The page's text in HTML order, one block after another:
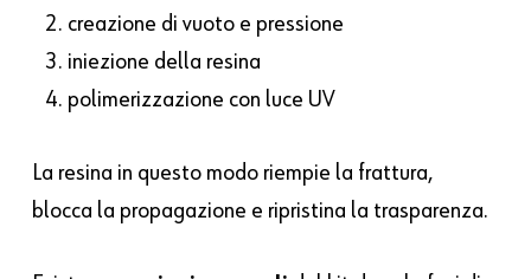
creazione di vuoto e pressione
iniezione della resina
polimerizzazione con luce UV
La resina in questo modo riempie la frattura,
blocca la propagazione e ripristina la trasparenza.